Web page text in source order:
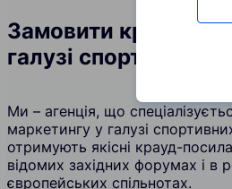
Замовити крауд-
галузі спортивних
Ми – агенція, що
маркетингу у галузі
отримують якісні крауд-
відомих західних форумах і в
європейських спільнотах.